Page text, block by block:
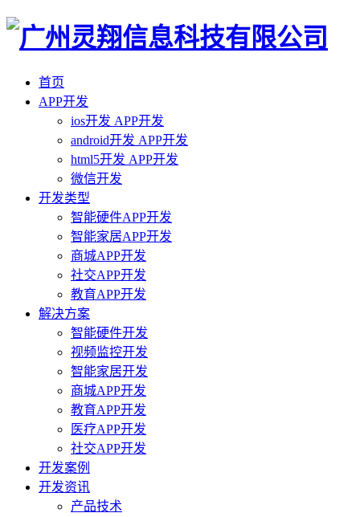
首页
APP开发
ios开发 APP开发
android开发 APP开发
html5开发 APP开发
微信开发
开发类型
智能硬件APP开发
智能家居APP开发
商城APP开发
社交APP开发
教育APP开发
解决方案
智能硬件开发
视频监控开发
智能家居开发
商城APP开发
教育APP开发
医疗APP开发
社交APP开发
开发案例
开发资讯
产品技术